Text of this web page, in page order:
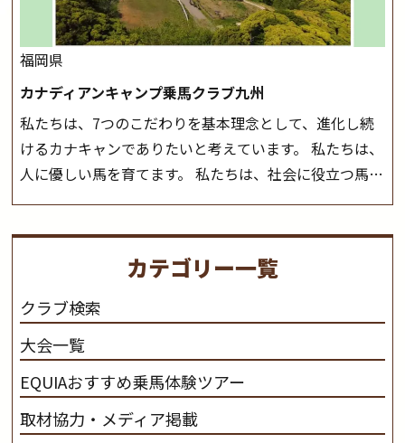
福岡県
カナディアンキャンプ乗馬クラブ九州
私たちは、7つのこだわりを基本理念として、進化し続
けるカナキャンでありたいと考えています。 私たちは、
人に優しい馬を育てます。 私たちは、社会に役立つ馬を
生産します。 私たちは、馬や人々に癒しとなる環境を守
さと魅力を追求します。 私たちは、馬の品種と血統にこ
だわります。 私たちは、乗用馬の質の向上を目指し、生
産･育成･調教を一貫して行います。カナディアンキャ
ンプ乗馬クラブ九州のツアー情報はこちら
カテゴリー一覧
クラブ検索
大会一覧
EQUIAおすすめ乗馬体験ツアー
取材協力・メディア掲載